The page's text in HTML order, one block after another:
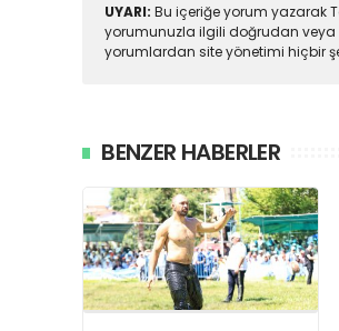
UYARI: Bu içeriğe yorum yazarak
yorumunuzla ilgili doğrudan veya
yorumlardan site yönetimi hiçbir
BENZER HABERLER